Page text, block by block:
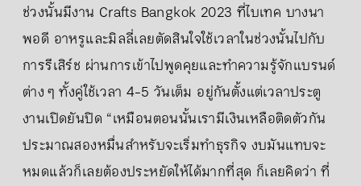
ช่วงนั้นมีงาน Crafts Bangkok 2023 ที่ไบเทค บางนา
พอดี อาหรูและมิลลี่เลยตัดสินใจใช้เวลาในช่วงนั้นไปกับ
การรีเสิร์ช ผ่านการเข้าไปพูดคุยและทำความรู้จักแบรนด์
ต่าง ๆ ทั้งคู่ใช้เวลา 4-5 วันเต็ม อยู่กันตั้งแต่เวลาประตู
งานเปิดยันปิด “เหมือนตอนนั้นเรามีเงินเหลือติดตัวกัน
ประมาณสองหมื่นสำหรับจะเริ่มทำธุรกิจ งบมันแทบจะ
หมดแล้วก็เลยต้องประหยัดให้ได้มากที่สุด ก็เลยคิดว่า ที่